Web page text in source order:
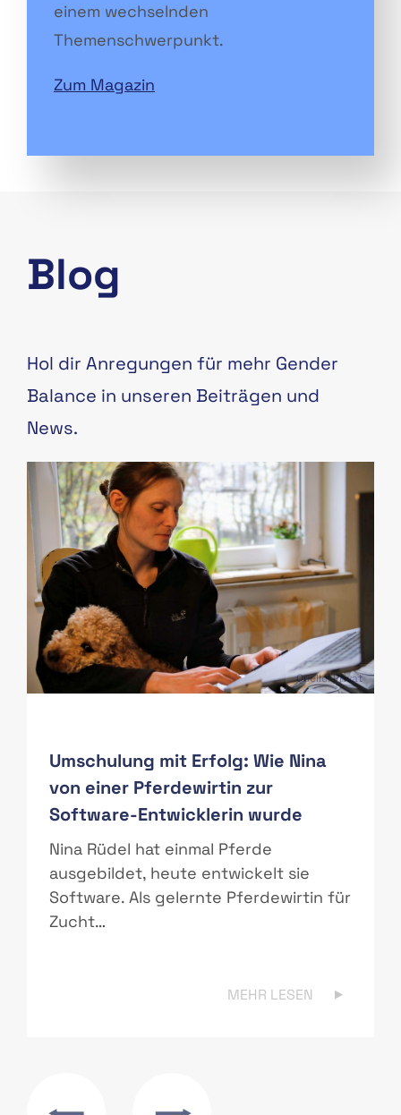
einem wechselnden
Themenschwerpunkt.
Zum Magazin
Blog
Hol dir Anregungen für mehr Gender
Balance in unseren Beiträgen und
News.
Quelle: Privat
Umschulung mit Erfolg: Wie Nina
von einer Pferdewirtin zur
Software-Entwicklerin wurde
Nina Rüdel hat einmal Pferde
ausgebildet, heute entwickelt sie
Software. Als gelernte Pferdewirtin für
Zucht…
MEHR LESEN